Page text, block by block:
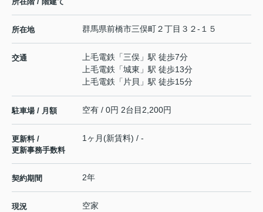
所在地 群馬県前橋市三俣町２丁目３２-１５
交通 上毛電鉄 「三俣 」駅 徒歩7分
上毛電鉄 「城東 」駅 徒歩13分
上毛電鉄 「 片貝 」駅 徒歩15分
駐車場 / 月額 空有 / 0円 2台目2,200円
更新料 /
更新事務手数料
1ヶ月(新賃料) / -
契約期間 2年
現況 空家